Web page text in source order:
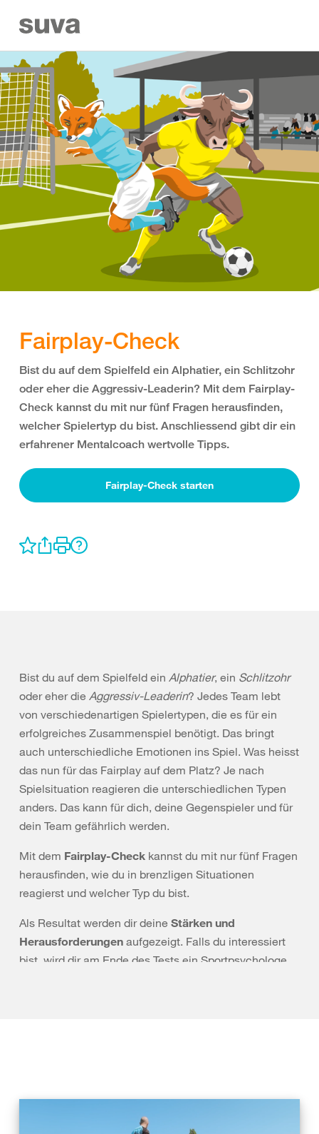
Fairplay-Check
Bist du auf dem Spielfeld ein Alphatier, ein Schlitzohr
oder eher die Aggressiv-Leaderin? Mit dem Fairplay-
Check kannst du mit nur fünf Fragen herausfinden,
welcher Spielertyp du bist. Anschliessend gibt dir ein
erfahrener Mentalcoach wertvolle Tipps.
Fairplay-Check starten
Bist du auf dem Spielfeld ein Alphatier, ein Schlitzohr
oder eher die Aggressiv-Leaderin? Jedes Team lebt
von verschiedenartigen Spielertypen, die es für ein
erfolgreiches Zusammenspiel benötigt. Das bringt
auch unterschiedliche Emotionen ins Spiel. Was heisst
das nun für das Fairplay auf dem Platz? Je nach
Spielsituation reagieren die unterschiedlichen Typen
anders. Das kann für dich, deine Gegenspieler und für
dein Team gefährlich werden.
Mit dem Fairplay-Check kannst du mit nur fünf Fragen
herausfinden, wie du in brenzligen Situationen
reagierst und welcher Typ du bist.
Als Resultat werden dir deine Stärken und
Herausforderungen aufgezeigt. Falls du interessiert
bist, wird dir am Ende des Tests ein Sportpsychologe
Ihre Daten werden nur statistisch ausgewertet. Es
werden keine personenbezogene Daten gespeichert.